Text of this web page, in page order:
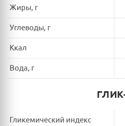
Жиры, г
Углеводы, г
Ккал
Вода, г
Гликемический индекс